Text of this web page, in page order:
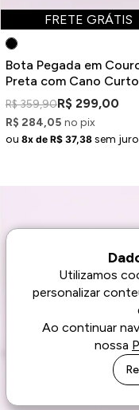
FRETE GRÁTIS
Bota Pegada em
Preta com Cano Curto
R$ 359,90R$ 299,00
R$ 284,05 no pix
ou 8x de R$ 37,38 sem
Utilizamos
personalizar
Ao continuar
nossa